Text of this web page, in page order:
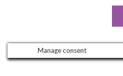
Manage consent